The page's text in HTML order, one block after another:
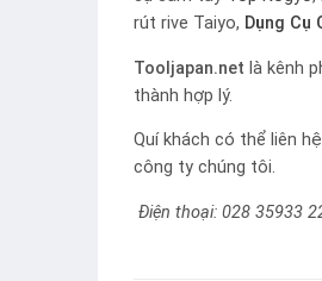
rút rive Taiyo, Dụng Cụ
Tooljapan.net là kênh
thành hợp lý.
Quí khách có thể liên
công ty chúng tôi.
Điện thoại: 028 35933